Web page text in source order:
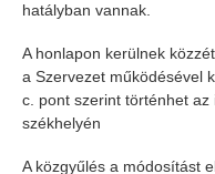
hatályban vannak.
A honlapon kerülnek
a Szervezet működésével
c. pont szerint történhet
székhelyén
A közgyűlés a módosítást